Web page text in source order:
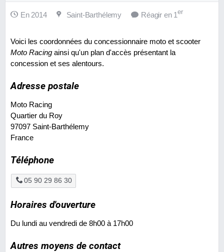
En 2014 Saint-Barthélemy Réagir en 1er
Voici les coordonnées du concessionnaire moto et scooter
Moto Racing ainsi qu'un plan d'accès présentant la
concession et ses alentours.
Adresse postale
Moto Racing
Quartier du Roy
97097 Saint-Barthélemy
France
Téléphone
05 90 29 86 30
Horaires d'ouverture
Du lundi au vendredi de 8h00 à 17h00
Autres moyens de contact